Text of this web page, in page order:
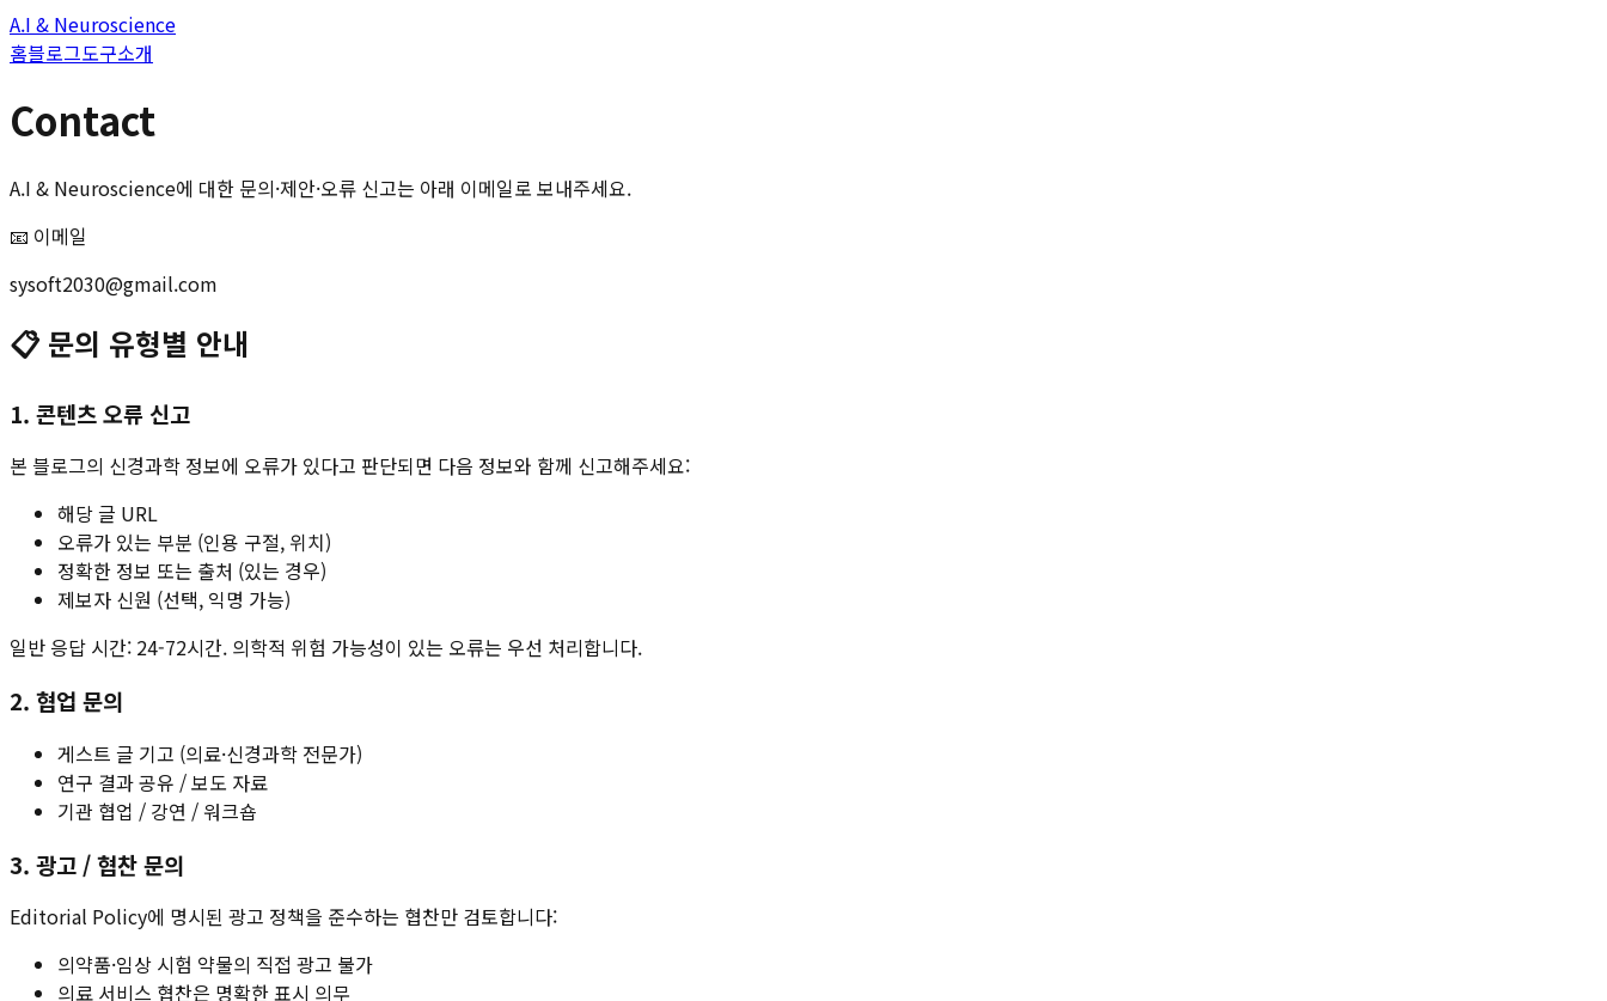
A.I & Neuroscience
홈블로그도구소개
Contact
A.I & Neuroscience에 대한 문의·제안·오류 신고는 아래 이메일로 보내주세요.
📧 이메일
sysoft2030@gmail.com
📋 문의 유형별 안내
1. 콘텐츠 오류 신고
본 블로그의 신경과학 정보에 오류가 있다고 판단되면 다음 정보와 함께 신고해주세요:
해당 글 URL
오류가 있는 부분 (인용 구절, 위치)
정확한 정보 또는 출처 (있는 경우)
제보자 신원 (선택, 익명 가능)
일반 응답 시간: 24-72시간. 의학적 위험 가능성이 있는 오류는 우선 처리합니다.
2. 협업 문의
게스트 글 기고 (의료·신경과학 전문가)
연구 결과 공유 / 보도 자료
기관 협업 / 강연 / 워크숍
3. 광고 / 협찬 문의
Editorial Policy에 명시된 광고 정책을 준수하는 협찬만 검토합니다:
의약품·임상 시험 약물의 직접 광고 불가
의료 서비스 협찬은 명확한 표시 의무